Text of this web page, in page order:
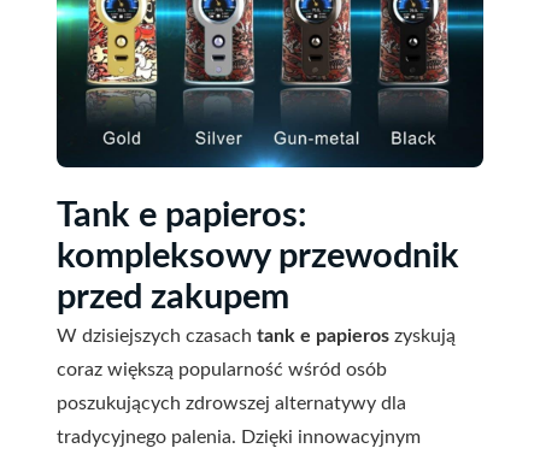
Tank e papieros:
kompleksowy przewodnik
przed zakupem
W dzisiejszych czasach tank e papieros zyskują
coraz większą popularność wśród osób
poszukujących zdrowszej alternatywy dla
tradycyjnego palenia. Dzięki innowacyjnym